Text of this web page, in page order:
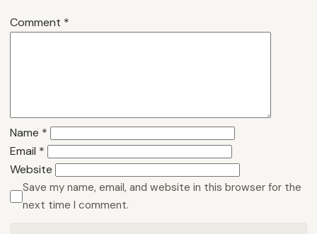
Comment *
Name *
Email *
Website
Save my name, email, and website in this browser for the
next time I comment.